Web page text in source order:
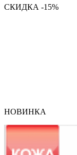
СКИДКА -15%
НОВИНКА